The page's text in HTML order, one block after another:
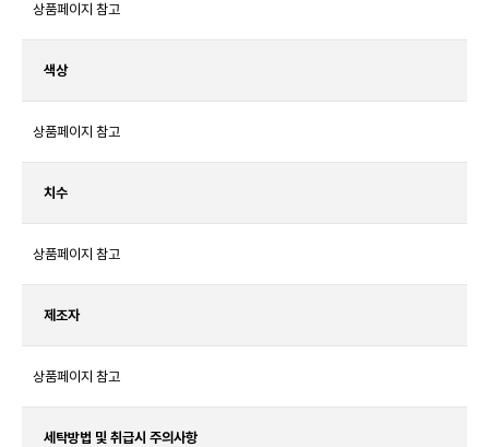
상품페이지 참고
색상
상품페이지 참고
치수
상품페이지 참고
제조자
상품페이지 참고
세탁방법 및 취급시 주의사항